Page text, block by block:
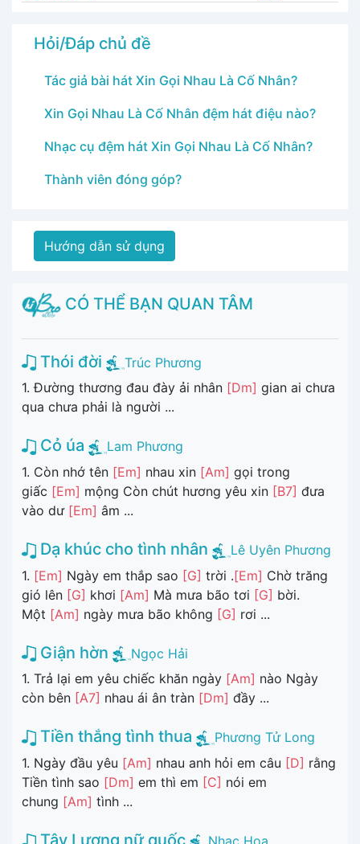
Hỏi/Đáp chủ đề
Tác giả bài hát Xin Gọi Nhau Là Cố Nhân?
Xin Gọi Nhau Là Cố Nhân đệm hát điệu nào?
Nhạc cụ đệm hát Xin Gọi Nhau Là Cố Nhân?
Thành viên đóng góp?
Hướng dẫn sử dụng
CÓ THỂ BẠN QUAN TÂM
Thói đời
Trúc Phương
1. Đường thương đau đày ải nhân [Dm] gian ai chưa
qua chưa phải là người ...
Cỏ úa
Lam Phương
1. Còn nhớ tên [Em] nhau xin [Am] gọi trong
giấc [Em] mộng Còn chút hương yêu xin [B7] đưa
vào dư [Em] âm ...
Dạ khúc cho tình nhân
Lê Uyên Phương
1. [Em] Ngày em thắp sao [G] trời .[Em] Chờ trăng
gió lên [G] khơi [Am] Mà mưa bão tơi [G] bời.
Một [Am] ngày mưa bão không [G] rơi ...
Giận hờn
Ngọc Hải
1. Trả lại em yêu chiếc khăn ngày [Am] nào Ngày
còn bên [A7] nhau ái ân tràn [Dm] đầy ...
Tiền thắng tình thua
Phương Tử Long
1. Ngày đầu yêu [Am] nhau anh hỏi em câu [D] rằng
Tiền tình sao [Dm] em thì em [C] nói em
chung [Am] tình ...
Tây Lương nữ quốc Nhạc Hoa